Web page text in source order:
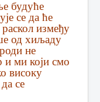
будуће
се да ће
између
од хиљаду
не
и ми који смо
високу
се